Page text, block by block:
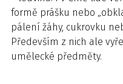
formě prášku nebo
pálení žáhy, cukrovku
Především z nich ale
umělecké předměty.